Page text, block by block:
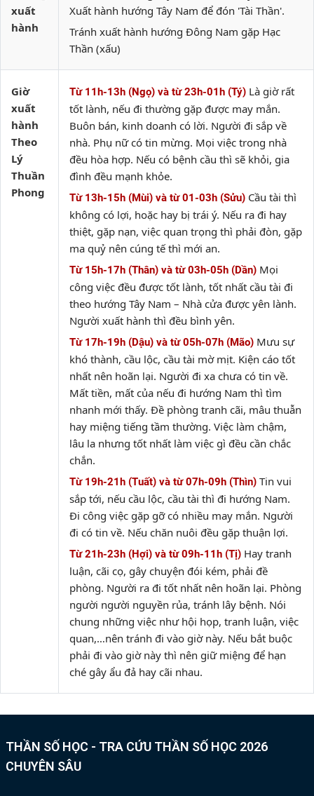
xuất
hành
Xuất hành hướng Tây Nam để đón 'Tài Thần'.
Tránh xuất hành hướng Đông Nam gặp Hạc
Thần (xấu)
Giờ
xuất
hành
Theo
Lý
Thuần
Phong
Từ 11h-13h (Ngọ) và từ 23h-01h (Tý) Là giờ rất
tốt lành, nếu đi thường gặp được may mắn.
Buôn bán, kinh doanh có lời. Người đi sắp về
nhà. Phụ nữ có tin mừng. Mọi việc trong nhà
đều hòa hợp. Nếu có bệnh cầu thì sẽ khỏi, gia
đình đều mạnh khỏe.
Từ 13h-15h (Mùi) và từ 01-03h (Sửu) Cầu tài thì
không có lợi, hoặc hay bị trái ý. Nếu ra đi hay
thiệt, gặp nạn, việc quan trọng thì phải đòn, gặp
ma quỷ nên cúng tế thì mới an.
Từ 15h-17h (Thân) và từ 03h-05h (Dần) Mọi
công việc đều được tốt lành, tốt nhất cầu tài đi
theo hướng Tây Nam – Nhà cửa được yên lành.
Người xuất hành thì đều bình yên.
Từ 17h-19h (Dậu) và từ 05h-07h (Mão) Mưu sự
khó thành, cầu lộc, cầu tài mờ mịt. Kiện cáo tốt
nhất nên hoãn lại. Người đi xa chưa có tin về.
Mất tiền, mất của nếu đi hướng Nam thì tìm
nhanh mới thấy. Đề phòng tranh cãi, mâu thuẫn
hay miệng tiếng tầm thường. Việc làm chậm,
lâu la nhưng tốt nhất làm việc gì đều cần chắc
chắn.
Từ 19h-21h (Tuất) và từ 07h-09h (Thìn) Tin vui
sắp tới, nếu cầu lộc, cầu tài thì đi hướng Nam.
Đi công việc gặp gỡ có nhiều may mắn. Người
đi có tin về. Nếu chăn nuôi đều gặp thuận lợi.
Từ 21h-23h (Hợi) và từ 09h-11h (Tị) Hay tranh
luận, cãi cọ, gây chuyện đói kém, phải đề
phòng. Người ra đi tốt nhất nên hoãn lại. Phòng
người người nguyền rủa, tránh lây bệnh. Nói
chung những việc như hội họp, tranh luận, việc
quan,…nên tránh đi vào giờ này. Nếu bắt buộc
phải đi vào giờ này thì nên giữ miệng để hạn
ché gây ẩu đả hay cãi nhau.
THẦN SỐ HỌC - TRA CỨU THẦN SỐ HỌC 2026
CHUYÊN SÂU